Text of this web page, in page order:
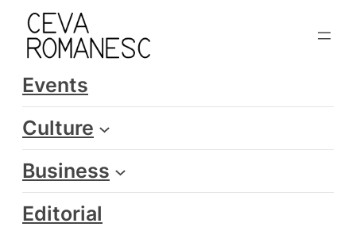
Skip
content
Events
Culture
Business
Editorial